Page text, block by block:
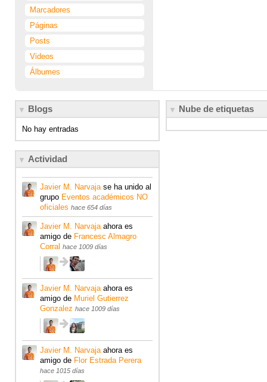
Marcadores
Páginas
Posts
Videos
Álbumes
Nube de etiquetas
Blogs
No hay entradas
Actividad
Javier M. Narvajase ha unido al
grupo Eventos académicos NO
oficiales hace 654 días
Javier M. Narvajaahora es
amigo de Francesc Almagro
Corral hace 1009 días
Javier M. Narvajaahora es
amigo de Muriel Gutierrez
Gonzalez hace 1009 días
Javier M. Narvajaahora es
amigo de Flor Estrada Perera
hace 1015 días